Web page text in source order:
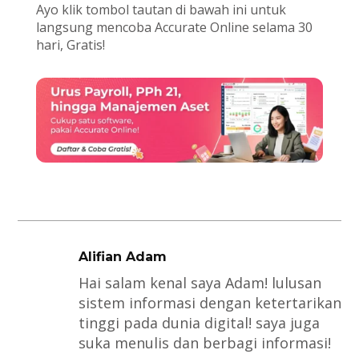
Ayo klik tombol tautan di bawah ini untuk
langsung mencoba Accurate Online selama 30
hari, Gratis!
Alifian Adam
Hai salam kenal saya Adam! lulusan
sistem informasi dengan ketertarikan
tinggi pada dunia digital! saya juga
suka menulis dan berbagi informasi!